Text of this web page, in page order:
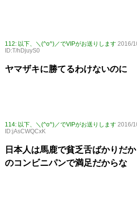
112: 以下、＼(^o^)／でVIPがお送りします 2016/
ID:T/hDjuyS0
ヤマザキに勝てるわけないのに
114: 以下、＼(^o^)／でVIPがお送りします 2016/
ID:jAsCWQCxK
日本人は馬鹿で貧乏舌ばかりだ
のコンビニパンで満足だからな